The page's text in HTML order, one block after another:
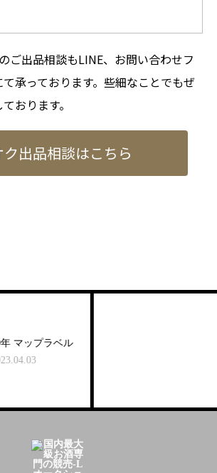
ご出品相談もLINE、お問い合わせフ
承っております。些細なことでもぜ
おります。
ク出品相談はこちら
マップラベル